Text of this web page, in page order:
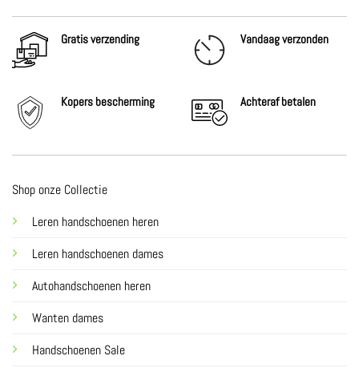
Gratis verzending Vandaag verzonden
Kopers bescherming Achterafbetalen
Shop onze Collectie
Leren handschoenen heren
Leren handschoenen dames
Autohandschoenen heren
Wanten dames
Handschoenen Sale